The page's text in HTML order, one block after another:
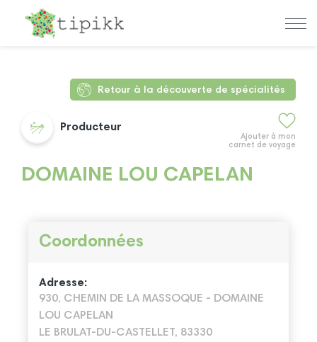
Retour à la découverte de spécialités
Ajouter à mon
carnet de voyage
Producteur
DOMAINE LOU CAPELAN
Coordonnées
Adresse:
930, CHEMIN DE LA MASSOQUE - DOMAINE
LOU CAPELAN
LE BRULAT-DU-CASTELLET, 83330